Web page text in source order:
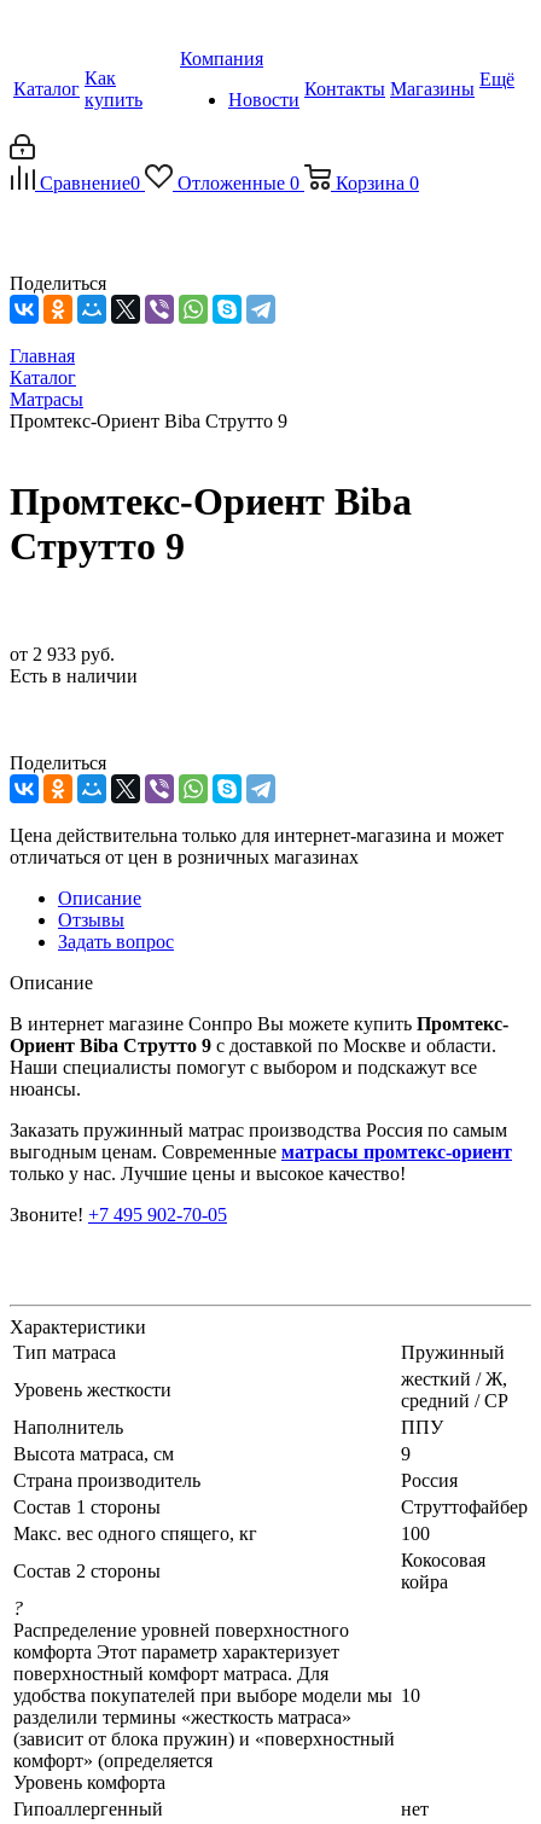
Каталог
Как
купить
Компания
Новости
Контакты Магазины Ещё
Сравнение0 Отложенные 0 Корзина 0
Поделиться
Главная
Каталог
Матрасы
Промтекс-Ориент Biba Струтто 9
Промтекс-Ориент Biba
Струтто 9
от 2 933 руб.
Есть в наличии
Поделиться
Цена действительна только для интернет-магазина и может
отличаться от цен в розничных магазинах
Описание
Отзывы
Задать вопрос
Описание
В интернет магазине Сонпро Вы можете купить Промтекс-
Ориент Biba Струтто 9 с доставкой по Москве и области.
Наши специалисты помогут с выбором и подскажут все
нюансы.
Заказать пружинный матрас производства Россия по самым
выгодным ценам. Современные матрасы промтекс-ориент
только у нас. Лучшие цены и высокое качество!
Звоните! +7 495 902-70-05
Характеристики
Тип матраса
Пружинный
Уровень жесткости
жесткий / Ж,
средний / СР
Наполнитель
ППУ
Высота матраса, см
9
Страна производитель
Россия
Состав 1 стороны
Струттофайбер
Макс. вес одного спящего, кг
100
Состав 2 стороны
Кокосовая
койра
?
Распределение уровней поверхностного
комфорта Этот параметр характеризует
поверхностный комфорт матраса. Для
удобства покупателей при выборе модели мы
разделили термины «жесткость матраса»
(зависит от блока пружин) и «поверхностный
комфорт» (определяется
Уровень комфорта
10
Гипоаллергенный нет